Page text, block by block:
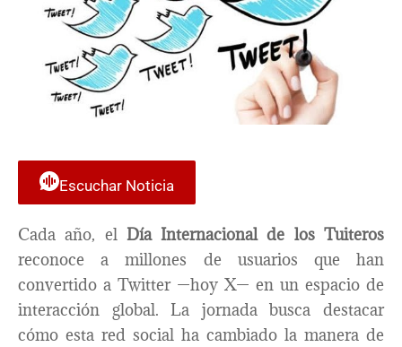
Escuchar Noticia
Cada año, el Día Internacional de los Tuiteros
reconoce a millones de usuarios que han
convertido a Twitter —hoy X— en un espacio de
interacción global. La jornada busca destacar
cómo esta red social ha cambiado la manera de